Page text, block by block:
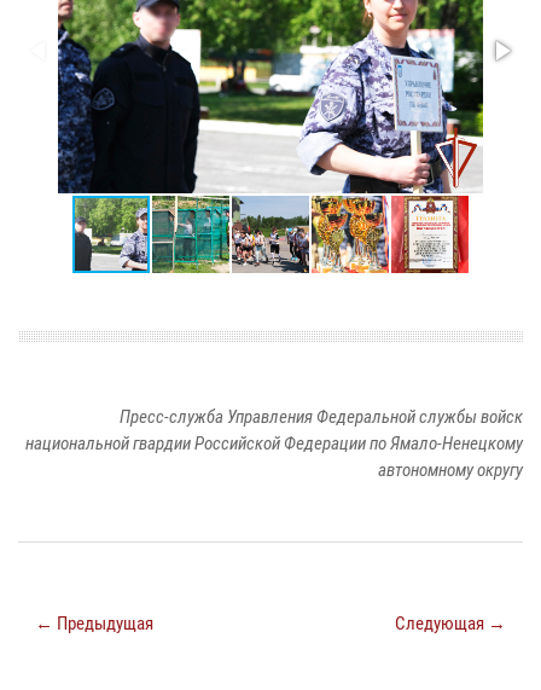
Пресс-служба Управления Федеральной службы войск
национальной гвардии Российской Федерации по Ямало-Ненецкому
автономному округу
← Предыдущая Следующая →